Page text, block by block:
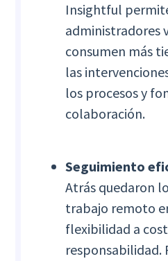
Insightful
administradores
consumen más
las
los procesos y
colaboración.
Seguimiento
Atrás quedaron
trabajo remoto
flexibilidad a
responsabilidad.